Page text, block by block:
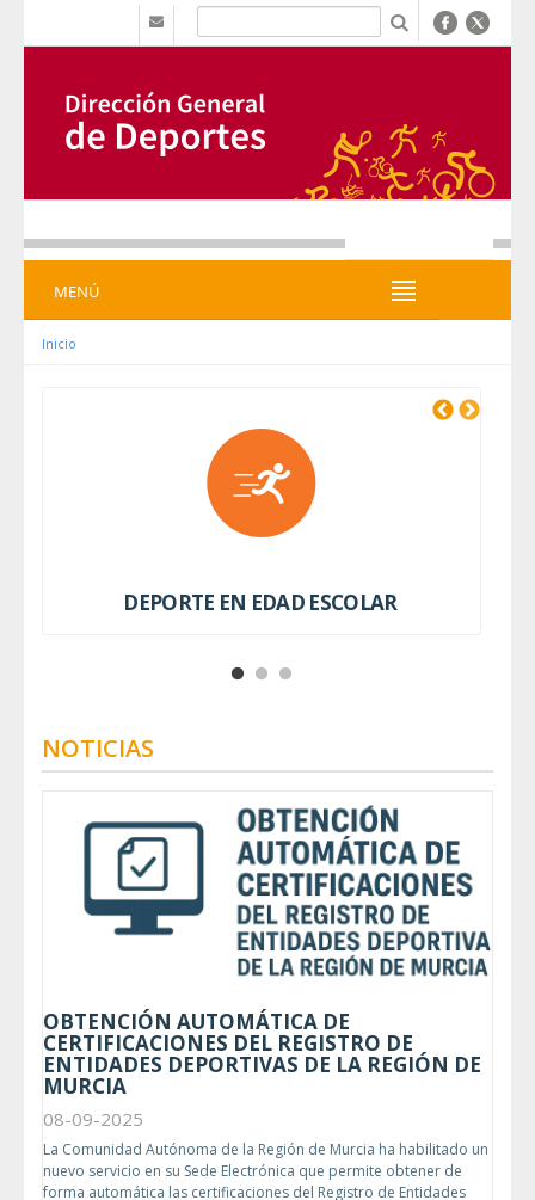
Saltar al contenido
MENÚ
Inicio
DEPORTE EN EDAD ESCOLAR
Previous
NOTICIAS
OBTENCIÓN AUTOMÁTICA DE
CERTIFICACIONES DEL REGISTRO DE
ENTIDADES DEPORTIVAS DE LA REGIÓN DE
MURCIA
08-09-2025
La Comunidad Autónoma de la Región de Murcia ha habilitado un
nuevo servicio en su Sede Electrónica que permite obtener de
forma automática las certificaciones del Registro de Entidades